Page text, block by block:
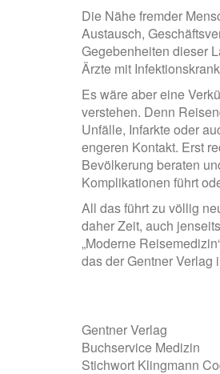
Die Nähe fremder
Austausch,
Gegebenheiten dieser
Ärzte mit
Es wäre aber eine
verstehen. Denn
Unfälle, Infarkte oder
engeren Kontakt. Erst
Bevölkerung beraten
Komplikationen führt
All das führt zu völlig
daher Zeit, auch
„Moderne
das der Gentner Verlag
Gentner Verlag
Buchservice Medizin
Stichwort Klingmann